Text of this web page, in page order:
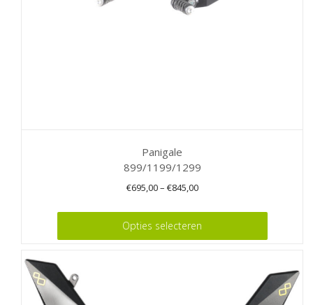
Panigale
899/1199/1299
€695,00– €845,00
Opties selecteren
heeft
meerdere
variaties.